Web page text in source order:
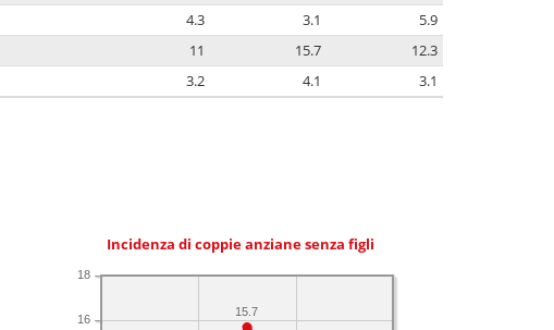
4.3 3.1
5.9
11 15.7
12.3
3.2 4.1 3.1
Incidenza di coppie anziane senza figli
16
18
15.7